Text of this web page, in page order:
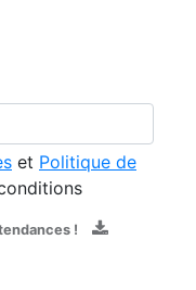
et Politique de
!